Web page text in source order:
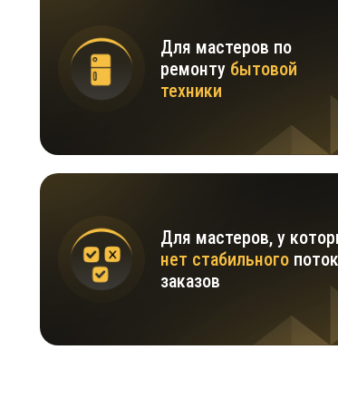
Для мастеров, у
нет стабильного
заказов
Для мастеров по
ремонту бытовой
техники